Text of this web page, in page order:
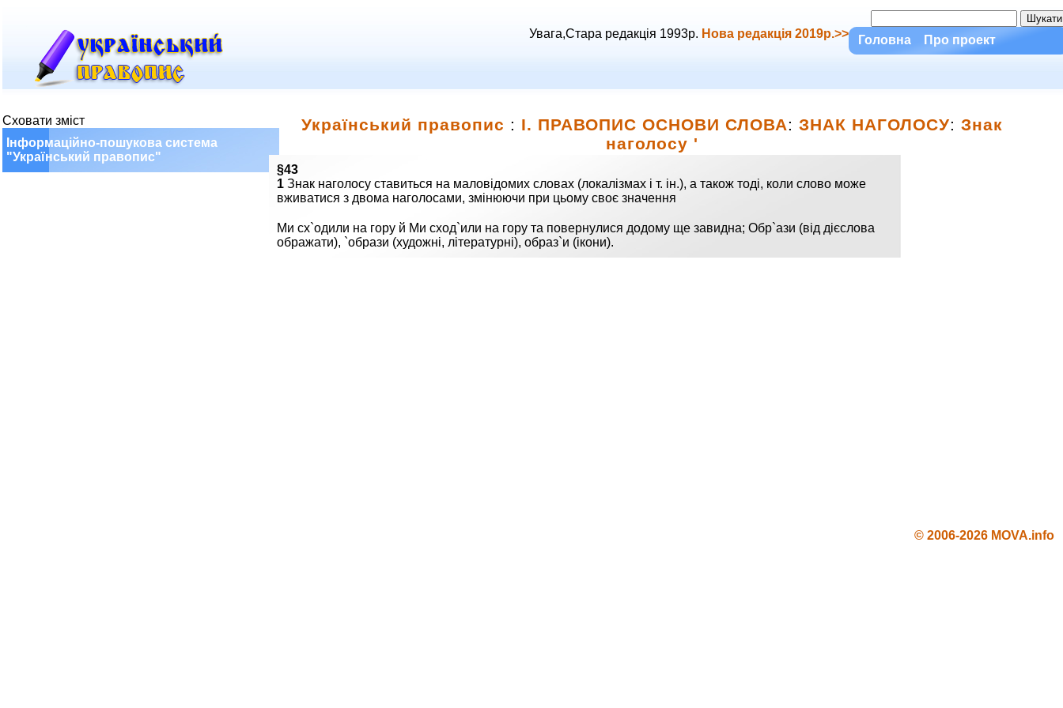
Головна Про проект
Увага,Стара редакція 1993р. Нова редакція 2019р.>>
Сховати зміст
Інформаційно-пошукова система
"Український правопис"
Український правопис : І. ПРАВОПИС ОСНОВИ СЛОВА: ЗНАК НАГОЛОСУ: Знак
наголосу '
§43
1 Знак наголосу ставиться на маловідомих словах (локалізмах і т. ін.), а також тоді, коли слово може
вживатися з двома наголосами, змінюючи при цьому своє значення
Ми сх`одили на гору й Ми сход`или на гору та повернулися додому ще завидна; Обр`ази (від дієслова
ображати), `образи (художні, літературні), образ`и (ікони).
© 2006-2026 MOVA.info